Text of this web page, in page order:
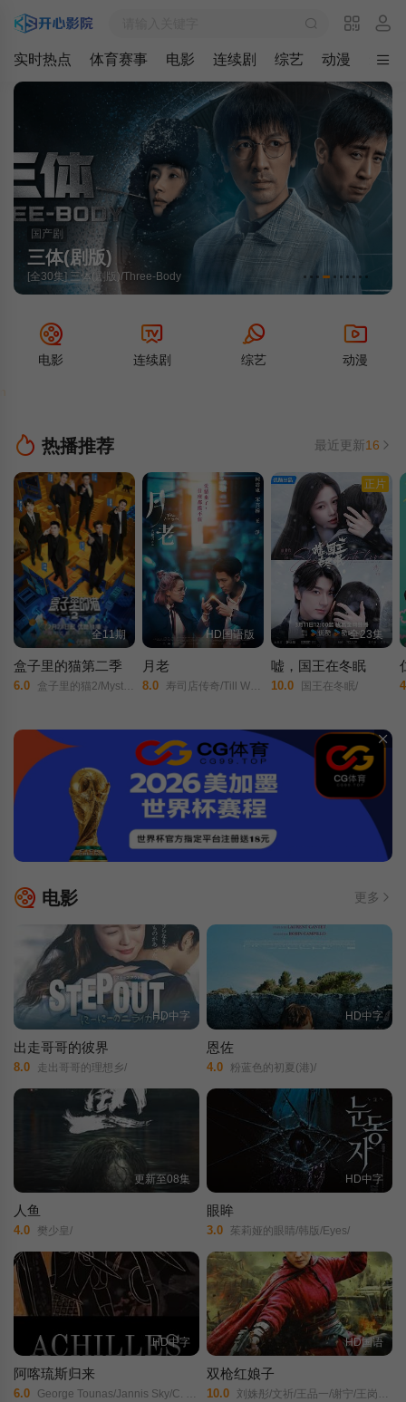
实时热点 体育赛事 电影 连续剧 综艺 动漫 最新
国产剧
三体(剧版)
[全30集] 三体(剧版)/Three-Body
电影 连续剧 综艺 动漫
热播推荐 最近更新16
全11期
盒子里的猫第二季
6.0 盒子里的猫2/Mystery in the Box Season 2/
HD国语版
月老
8.0 寿司店传奇/Till We Meet Again/
正片
全23集
嘘，国王在冬眠
10.0 国王在冬眠/
电影 更多
HD中字
出走哥哥的彼界
8.0 走出哥哥的理想乡/
HD中字
恩佐
4.0 粉蓝色的初夏(港)/
更新至08集
人鱼
4.0 樊少皇/
HD中字
眼眸
3.0 茱莉娅的眼睛/韩版/Eyes/
HD中字
阿喀琉斯归来
6.0 George Tounas/Jannis Sky/C. Dan/Kristina Lafser/鲁迪·莱德贝特/
HD国语
双枪红娘子
10.0 刘姝彤/文祈/王品一/谢宁/王岗岗/陈之辉/李为民/魏兆雄/王程/邱晨阳/